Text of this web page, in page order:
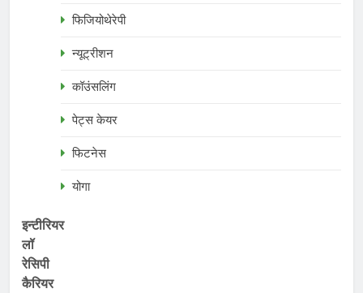
फिजियोथेरेपी
न्यूट्रीशन
कॉउंसलिंग
पेट्स केयर
फिटनेस
योगा
इन्टीरियर
लॉ
रेसिपी
कैरियर